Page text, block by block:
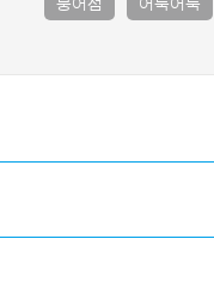
붕어섬 어둑어둑